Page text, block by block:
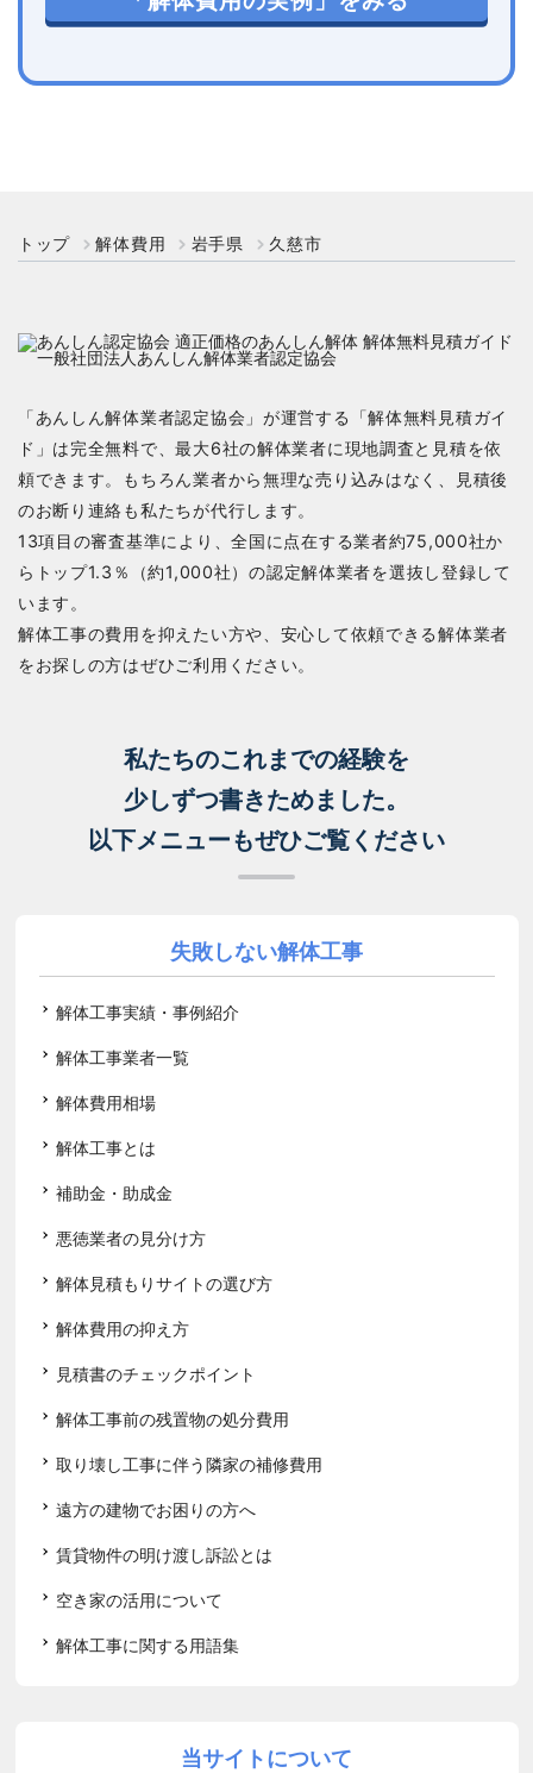
トップ 解体費用 岩手県 久慈市
「あんしん解体業者認定協会」が運営する「解体無料見積ガイ
ド」は完全無料で、最大6社の解体業者に現地調査と見積を依
頼できます。もちろん業者から無理な売り込みはなく、見積後
のお断り連絡も私たちが代行します。
13項目の審査基準により、全国に点在する業者約75,000社か
らトップ1.3％（約1,000社）の認定解体業者を選抜し登録して
います。
解体工事の費用を抑えたい方や、安心して依頼できる解体業者
をお探しの方はぜひご利用ください。
私たちのこれまでの経験を
少しずつ書きためました。
以下メニューもぜひご覧ください
失敗しない解体工事
解体工事実績・事例紹介
解体工事業者一覧
解体費用相場
解体工事とは
補助金・助成金
悪徳業者の見分け方
解体見積もりサイトの選び方
解体費用の抑え方
見積書のチェックポイント
解体工事前の残置物の処分費用
取り壊し工事に伴う隣家の補修費用
遠方の建物でお困りの方へ
賃貸物件の明け渡し訴訟とは
空き家の活用について
解体工事に関する用語集
当サイトについて